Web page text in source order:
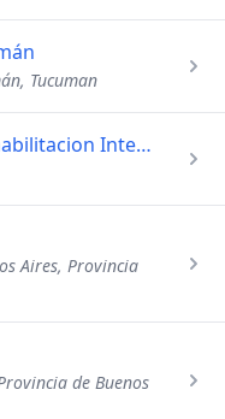
Tucuman
Animarse Centro Privado de Rehabilitacion Integral
Aires, Provincia
de Buenos